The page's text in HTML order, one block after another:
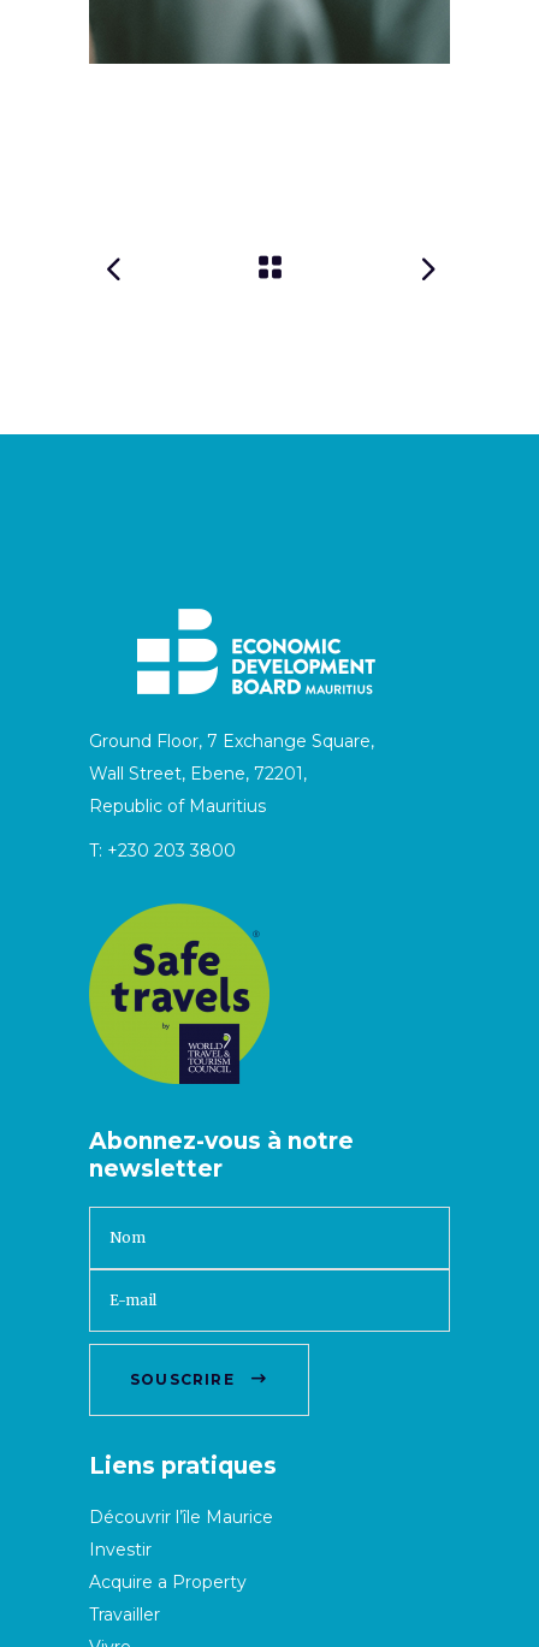
Ground Floor, 7 Exchange Square,
Wall Street, Ebene, 72201,
Republic of Mauritius
T: +230 203 3800
Abonnez-vous à notre
newsletter
SOUSCRIRE
Liens pratiques
Découvrir l’île Maurice
Investir
Acquire a Property
Travailler